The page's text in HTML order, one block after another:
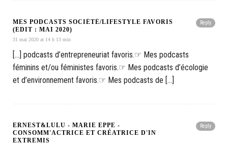
Reply
MES PODCASTS SOCIÉTÉ/LIFESTYLE FAVORIS
(EDIT : MAI 2020)
31 mai 2020 at 14 h 13 min
[…] podcasts d’entrepreneuriat favoris.☞ Mes podcasts
féminins et/ou féministes favoris.☞ Mes podcasts d’écologie
et d’environnement favoris.☞ Mes podcasts de […]
Reply
ERNEST&LULU - MARIE EPPE -
CONSOMM'ACTRICE ET CRÉATRICE D'IN
EXTREMIS